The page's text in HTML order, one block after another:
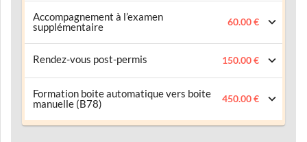
Accompagnement à l’examen
supplémentaire
60.00 €
Rendez-vous post-permis 150.00 €
Formation boite automatique vers boite
manuelle (B78)
450.00 €